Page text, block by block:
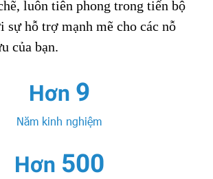
luôn tiên phong trong tiến bộ
sự hỗ trợ mạnh mẽ cho các nỗ
của bạn.
Hơn10
Năm kinh nghiệm
Hơn 500